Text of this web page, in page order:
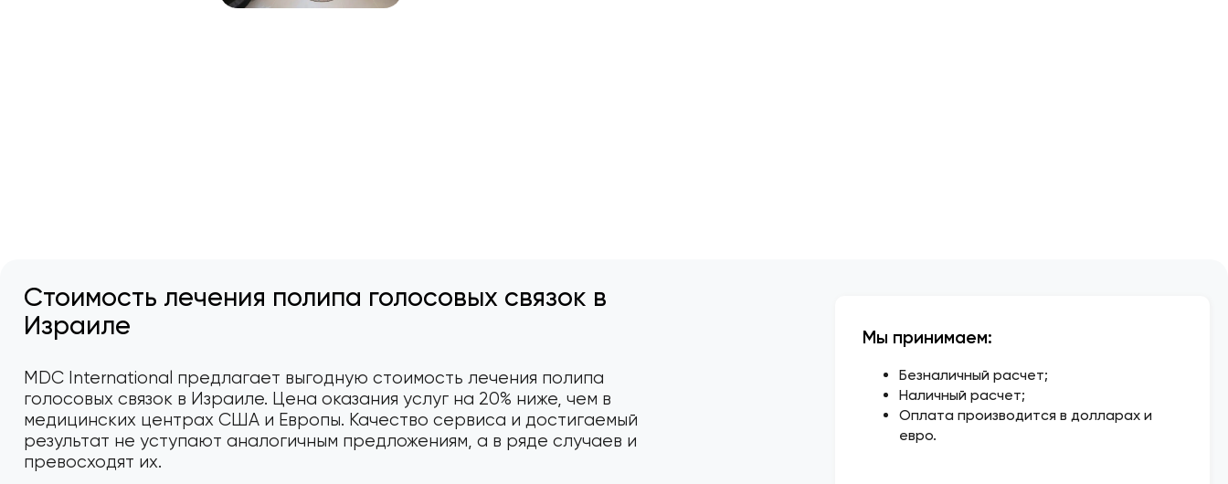
Стоимость лечения полипа голосовых связок в
Израиле
MDC International предлагает выгодную стоимость лечения полипа
голосовых связок в Израиле. Цена оказания услуг на 20% ниже, чем в
медицинских центрах США и Европы. Качество сервиса и достигаемый
результат не уступают аналогичным предложениям, а в ряде случаев и
превосходят их.
Мы принимаем:
Безналичный расчет;
Наличный расчет;
Оплата производится в долларах и
евро.